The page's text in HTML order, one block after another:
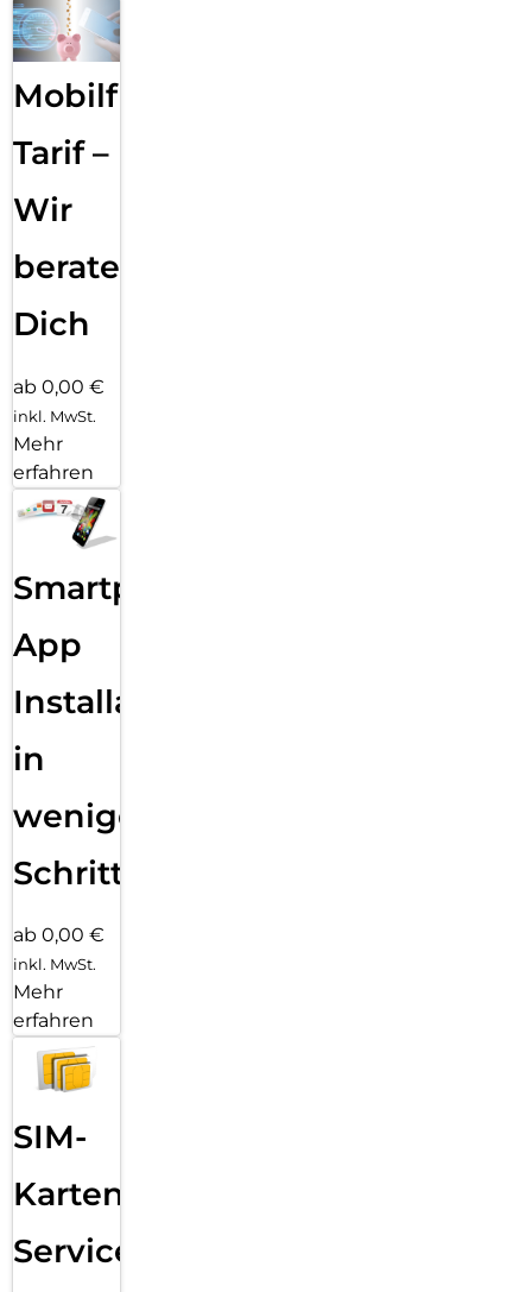
Mobilfunk
Tarif –
Wir
beraten
Dich
ab 0,00 €
inkl. MwSt.
Mehr
erfahren
Smartphone
App
Installation
in
wenigen
Schritten
ab 0,00 €
inkl. MwSt.
Mehr
erfahren
SIM-
Karten
Service: